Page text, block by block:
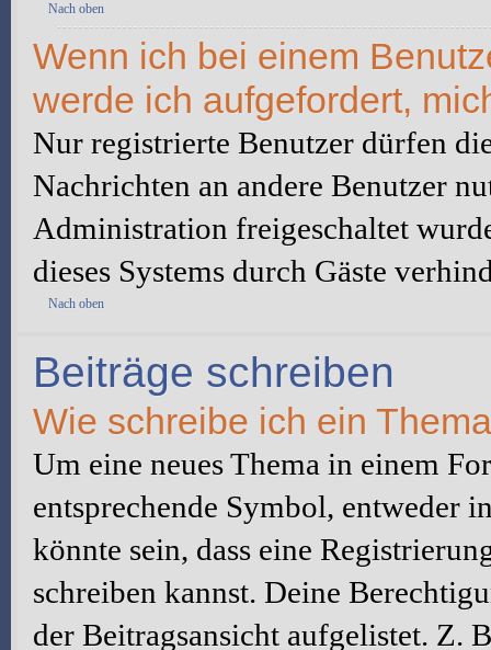
Nach oben
Wenn ich bei einem
werde ich aufgefordert,
Nur registrierte Benutzer dürfen
Nachrichten an andere Benutzer
Administration freigeschaltet
dieses Systems durch Gäste
Nach oben
Beiträge schreiben
Wie schreibe ich ein
Um eine neues Thema in einem
entsprechende Symbol, entweder
könnte sein, dass eine
schreiben kannst. Deine
der Beitragsansicht aufgelistet. Z.